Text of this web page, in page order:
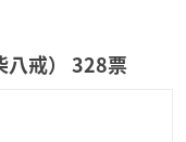
八戒） 328票